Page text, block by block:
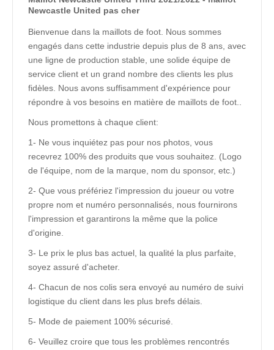
Newcastle United pas cher
Bienvenue dans la maillots de foot. Nous sommes
engagés dans cette industrie depuis plus de 8 ans, avec
une ligne de production stable, une solide équipe de
service client et un grand nombre des clients les plus
fidèles. Nous avons suffisamment d'expérience pour
répondre à vos besoins en matière de maillots de foot..
Nous promettons à chaque client:
1- Ne vous inquiétez pas pour nos photos, vous
recevrez 100% des produits que vous souhaitez. (Logo
de l'équipe, nom de la marque, nom du sponsor, etc.)
2- Que vous préfériez l'impression du joueur ou votre
propre nom et numéro personnalisés, nous fournirons
l'impression et garantirons la même que la police
d'origine.
3- Le prix le plus bas actuel, la qualité la plus parfaite,
soyez assuré d'acheter.
4- Chacun de nos colis sera envoyé au numéro de suivi
logistique du client dans les plus brefs délais.
5- Mode de paiement 100% sécurisé.
6- Veuillez croire que tous les problèmes rencontrés